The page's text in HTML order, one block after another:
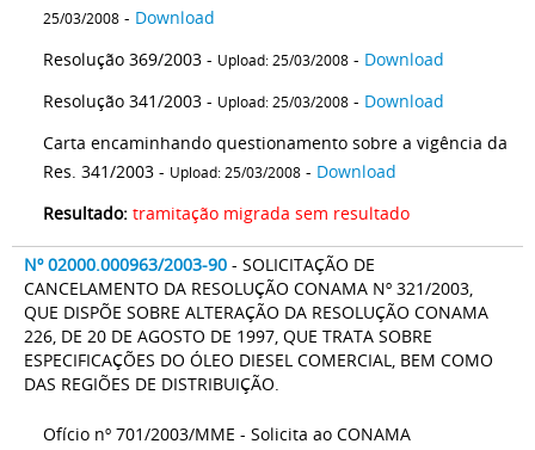
25/03/2008 - Download
Resolução 369/2003 - Upload: 25/03/2008 - Download
Resolução 341/2003 - Upload: 25/03/2008 - Download
Carta encaminhando questionamento sobre a vigência da
Res. 341/2003 - Upload: 25/03/2008 - Download
Resultado: tramitação migrada sem resultado
Nº 02000.000963/2003-90 - SOLICITAÇÃO DE
CANCELAMENTO DA RESOLUÇÃO CONAMA Nº 321/2003,
QUE DISPÕE SOBRE ALTERAÇÃO DA RESOLUÇÃO CONAMA
226, DE 20 DE AGOSTO DE 1997, QUE TRATA SOBRE
ESPECIFICAÇÕES DO ÓLEO DIESEL COMERCIAL, BEM COMO
DAS REGIÕES DE DISTRIBUIÇÃO.
Ofício nº 701/2003/MME - Solicita ao CONAMA